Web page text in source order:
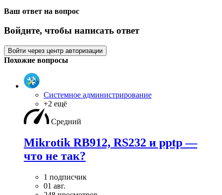
Ваш ответ на вопрос
Войдите, чтобы написать ответ
Войти через центр авторизации
Похожие вопросы
Системное администрирование
+2 ещё
Средний
Mikrotik RB912, RS232 и pptp —
что не так?
1 подписчик
01 авг.